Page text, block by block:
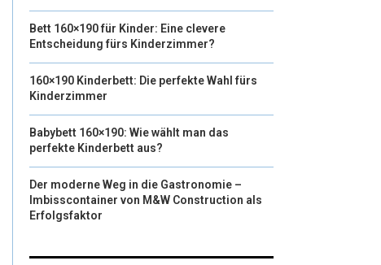
Bett 160×190 für Kinder: Eine clevere
Entscheidung fürs Kinderzimmer?
160×190 Kinderbett: Die perfekte Wahl fürs
Kinderzimmer
Babybett 160×190: Wie wählt man das
perfekte Kinderbett aus?
Der moderne Weg in die Gastronomie –
Imbisscontainer von M&W Construction als
Erfolgsfaktor